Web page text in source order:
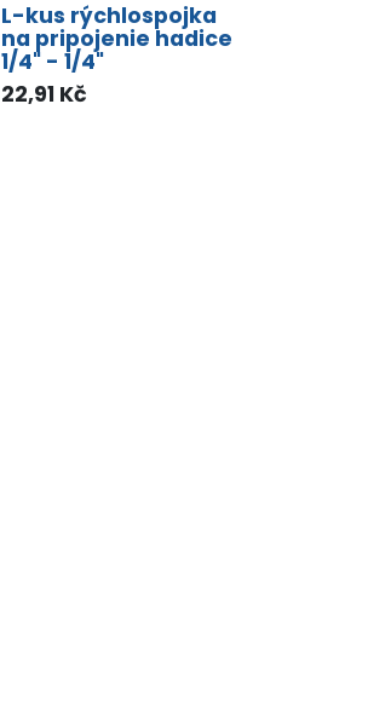
L-kus rýchlospojka
na pripojenie hadice
1/4" - 1/4"
22,91 Kč